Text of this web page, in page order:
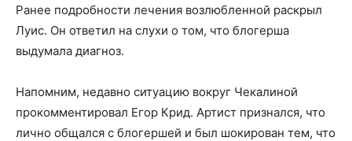
Ранее подробности лечения возлюбленной раскрыл
Луис. Он ответил на слухи о том, что блогерша
выдумала диагноз.
Напомним, недавно ситуацию вокруг Чекалиной
прокомментировал Егор Крид. Артист признался, что
лично общался с блогершей и был шокирован тем, что